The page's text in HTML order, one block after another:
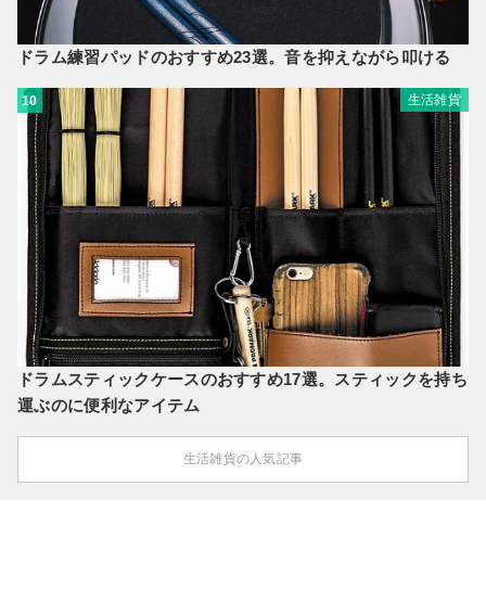
ドラム練習パッドのおすすめ23選。音を抑えながら叩ける
10 生活雑貨
ドラムスティックケースのおすすめ17選。スティックを持ち
運ぶのに便利なアイテム
生活雑貨の人気記事